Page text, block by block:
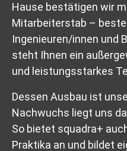
Hause bestätigen wir
Mitarbeiterstab –
Ingenieuren/innen und
steht Ihnen ein
und leistungsstarkes
Dessen Ausbau ist
Nachwuchs liegt uns
So bietet squadra+
Praktika an und bildet